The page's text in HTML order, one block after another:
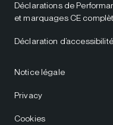
Déclarations de
et marquages CE
Déclaration d’accessibilité
Notice légale
Privacy
Cookies